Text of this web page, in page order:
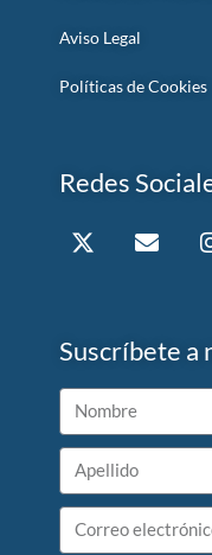
Aviso Legal
Políticas de Cookies
Redes
Suscríbete